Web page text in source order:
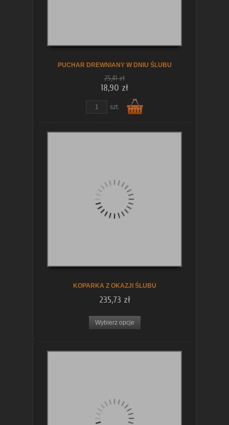
PUCHAR DREWNIANY W DNIU ŚLUBU
25,41 zł
18,90 zł
szt.
KOPARKA Z OKAZJI ŚLUBU
235,73 zł
Wybierz opcje